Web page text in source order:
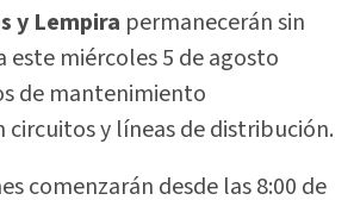
y Lempira permanecerán sin
este miércoles 5 de agosto
de mantenimiento
circuitos y líneas de distribución.
comenzarán desde las 8:00 de